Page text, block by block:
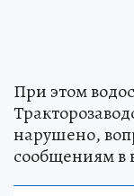
При этом
нарушено,
сообщениям в